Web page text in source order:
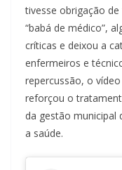
tivesse obrigação
“babá de médico”,
críticas e deixou a
enfermeiros e
repercussão, o
reforçou o
da gestão municipal
a saúde.